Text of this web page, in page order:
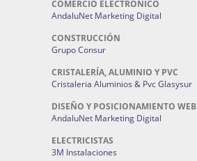
COMERCIO ELECTRONICO
AndaluNet Marketing Digital
CONSTRUCCIÓN
Grupo Consur
CRISTALERÍA, ALUMINIO Y PVC
Cristaleria Aluminios & Pvc Glasysur
DISEÑO Y POSICIONAMIENTO WEB
AndaluNet Marketing Digital
ELECTRICISTAS
3M Instalaciones